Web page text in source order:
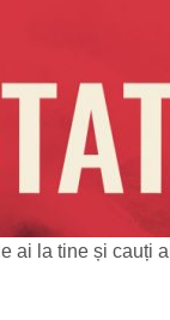
ai la tine și cauți